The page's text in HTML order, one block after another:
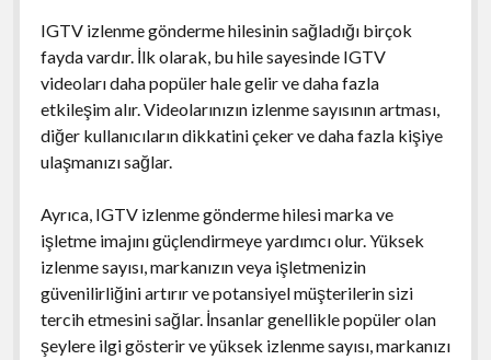
IGTV izlenme gönderme hilesinin sağladığı birçok
fayda vardır. İlk olarak, bu hile sayesinde IGTV
videoları daha popüler hale gelir ve daha fazla
etkileşim alır. Videolarınızın izlenme sayısının artması,
diğer kullanıcıların dikkatini çeker ve daha fazla kişiye
ulaşmanızı sağlar.
Ayrıca, IGTV izlenme gönderme hilesi marka ve
işletme imajını güçlendirmeye yardımcı olur. Yüksek
izlenme sayısı, markanızın veya işletmenizin
güvenilirliğini artırır ve potansiyel müşterilerin sizi
tercih etmesini sağlar. İnsanlar genellikle popüler olan
şeylere ilgi gösterir ve yüksek izlenme sayısı, markanızı